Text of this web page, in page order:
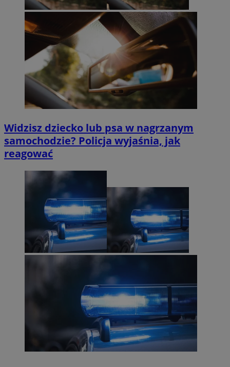
Widzisz dziecko lub psa w nagrzanym
samochodzie? Policja wyjaśnia, jak
reagować